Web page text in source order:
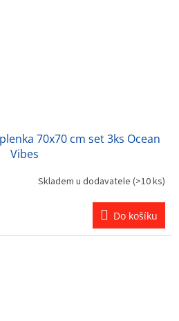
70x70 cm set 3ks Ocean
Vibes
Skladem u dodavatele (>10 ks)
Do košíku